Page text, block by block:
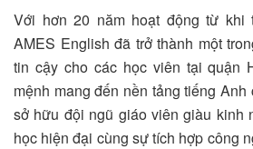
Với hơn 20 năm hoạt động từ khi
AMES English đã trở thành một
tin cậy cho các học viên tại quận
mệnh mang đến nền tảng tiếng
sở hữu đội ngũ giáo viên giàu kinh
học hiện đại cùng sự tích hợp công